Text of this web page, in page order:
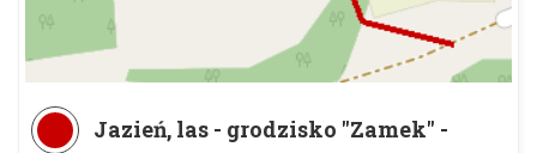
Jazień, las - grodzisko "Zamek" -